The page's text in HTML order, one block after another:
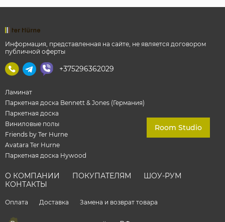
Информация, представленная на сайте, не является договором
публичной оферты
+375296362029
Ламинат
Паркетная доска Bennett & Jones (Германия)
Паркетная доска
Виниловые полы
Friends by Ter Hurne
Avatara Ter Hurne
Паркетная доска Hywood
О КОМПАНИИ ПОКУПАТЕЛЯМ
ШОУ-РУМ
КОНТАКТЫ
Оплата Доставка Замена и возврат товара
Room Studio